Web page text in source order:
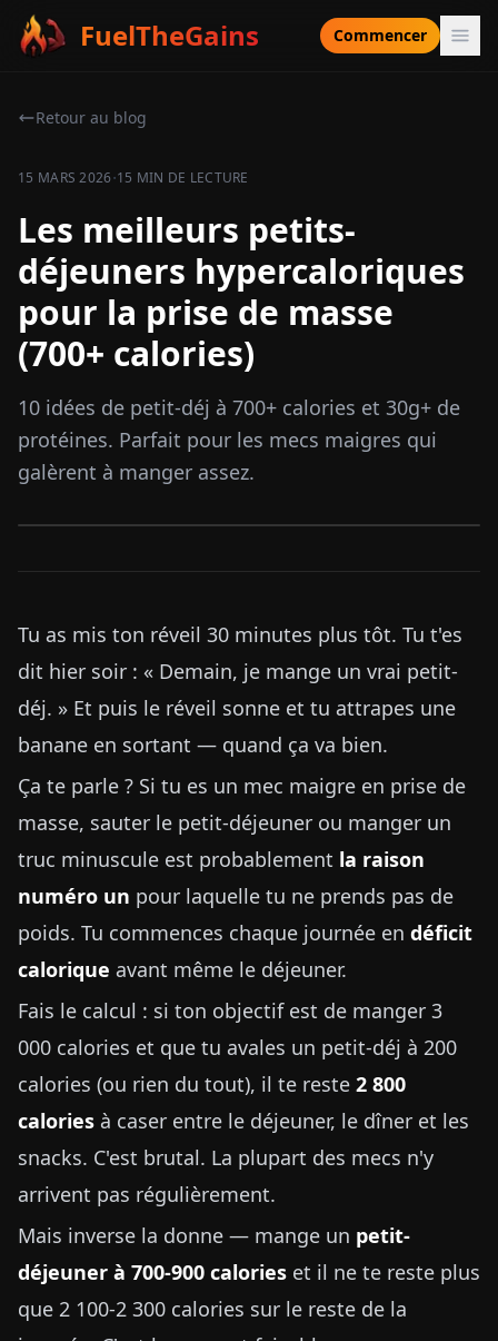
FuelTheGains Commencer
Retour au blog
15 MARS 2026·15 MIN DE LECTURE
Les meilleurs petits-
déjeuners hypercaloriques
pour la prise de masse
(700+ calories)
10 idées de petit-déj à 700+ calories et 30g+ de
protéines. Parfait pour les mecs maigres qui
galèrent à manger assez.
Tu as mis ton réveil 30 minutes plus tôt. Tu t'es
dit hier soir : « Demain, je mange un vrai petit-
déj. » Et puis le réveil sonne et tu attrapes une
banane en sortant — quand ça va bien.
Ça te parle ? Si tu es un mec maigre en prise de
masse, sauter le petit-déjeuner ou manger un
truc minuscule est probablement la raison
numéro un pour laquelle tu ne prends pas de
poids. Tu commences chaque journée en déficit
calorique avant même le déjeuner.
Fais le calcul : si ton objectif est de manger 3
000 calories et que tu avales un petit-déj à 200
calories (ou rien du tout), il te reste 2 800
calories à caser entre le déjeuner, le dîner et les
snacks. C'est brutal. La plupart des mecs n'y
arrivent pas régulièrement.
Mais inverse la donne — mange un petit-
déjeuner à 700-900 calories et il ne te reste plus
que 2 100-2 300 calories sur le reste de la